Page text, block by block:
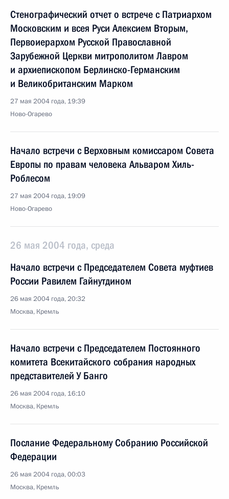
Стенографический отчет о встрече с Патриархом
Московским и всея Руси Алексием Вторым,
Первоиерархом Русской Православной
Зарубежной Церкви митрополитом Лавром
и архиепископом Берлинско-Германским
и Великобританским Марком
27 мая 2004 года, 19:39
Ново-Огарево
Начало встречи с Верховным комиссаром Совета
Европы по правам человека Альваром Хиль-
Роблесом
27 мая 2004 года, 19:09
Ново-Огарево
26 мая 2004 года, среда
Начало встречи с Председателем Совета муфтиев
России Равилем Гайнутдином
26 мая 2004 года, 20:32
Москва, Кремль
Начало встречи с Председателем Постоянного
комитета Всекитайского собрания народных
представителей У Банго
26 мая 2004 года, 16:10
Москва, Кремль
Послание Федеральному Собранию Российской
Федерации
26 мая 2004 года, 00:03
Москва, Кремль